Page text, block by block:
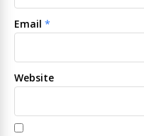
Email *
Website